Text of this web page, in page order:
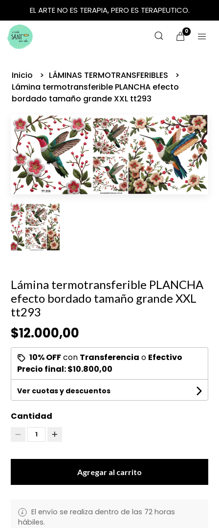
EL ARTE NO ES TERAPIA, PERO ES TERAPEUTICO.
0
Inicio
LÁMINAS TERMOTRANSFERIBLES
Lámina termotransferible PLANCHA efecto
bordado tamaño grande XXL tt293
Lámina termotransferible PLANCHA
efecto bordado tamaño grande XXL
tt293
$12.000,00
10% OFFcon Transferencia o Efectivo
Precio final:$10.800,00
Ver cuotas y descuentos
Cantidad
1
Agregar al carrito
El envío se realiza dentro de las 72 horas
hábiles.